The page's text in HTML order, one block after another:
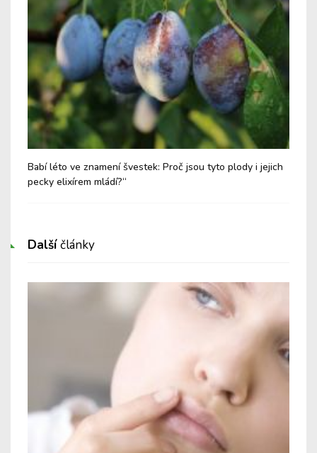
Babí léto ve znamení švestek: Proč jsou tyto plody i jejich
pecky elixírem mládí?“
Dalšíčlánky